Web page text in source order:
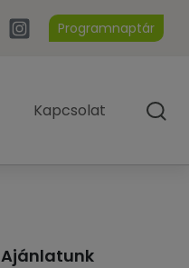
Programnaptár
Kapcsolat
Ajánlatunk